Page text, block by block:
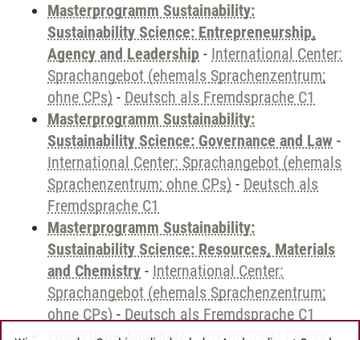
Masterprogramm Sustainability:
Sustainability Science: Entrepreneurship,
Agency and Leadership - International Center:
Sprachangebot (ehemals Sprachenzentrum;
ohne CPs) - Deutsch als Fremdsprache C1
Masterprogramm Sustainability:
Sustainability Science: Governance and Law -
International Center: Sprachangebot (ehemals
Sprachenzentrum; ohne CPs) - Deutsch als
Fremdsprache C1
Masterprogramm Sustainability:
Sustainability Science: Resources, Materials
and Chemistry - International Center:
Sprachangebot (ehemals Sprachenzentrum;
ohne CPs) - Deutsch als Fremdsprache C1
zusätzliche Angebote- International Center: